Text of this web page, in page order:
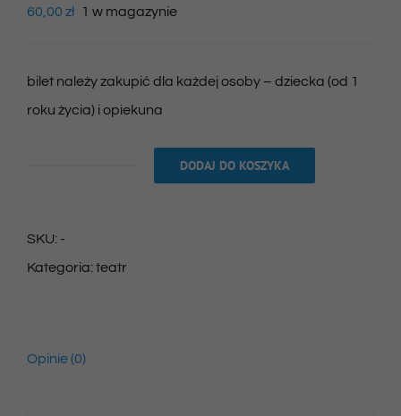
60,00 zł 1 w magazynie
bilet należy zakupić dla każdej osoby – dziecka (od 1
roku życia) i opiekuna
spektakl
12:30
DODAJ DO KOSZYKA
SKU: -
Kategoria:teatr
Opinie (0)